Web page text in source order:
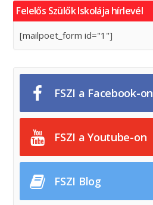
Felelős Szülők Iskolája hírlevél
[mailpoet_form id="1"]
FSZI a Facebook-on
FSZI a Youtube-on
FSZI Blog